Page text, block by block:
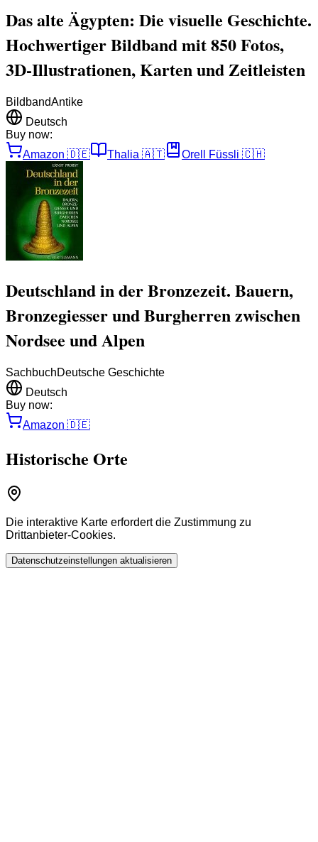
Das alte Ägypten: Die visuelle Geschichte.
Hochwertiger Bildband mit 850 Fotos,
3D-Illustrationen, Karten und Zeitleisten
BildbandAntike
Deutsch
Buy now:
Amazon 🇩🇪 Thalia 🇦🇹 Orell Füssli 🇨🇭
Deutschland in der Bronzezeit. Bauern,
Bronzegiesser und Burgherren zwischen
Nordsee und Alpen
SachbuchDeutsche Geschichte
Deutsch
Buy now:
Amazon 🇩🇪
Historische Orte
Die interaktive Karte erfordert die Zustimmung zu
Drittanbieter-Cookies.
Datenschutzeinstellungen aktualisieren